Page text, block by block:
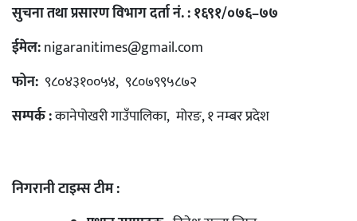
सुचना तथा प्रसारण विभाग दर्ता नं. : १६९१/०७६–७७
ईमेल:nigaranitimes@gmail.com
फोन: ९८०४३१००५४, ९८०७९९५८७२
सम्पर्क :कानेपोखरी गाउँपालिका, मोरङ, १ नम्बर प्रदेश
निगरानी टाइम्स टीम :